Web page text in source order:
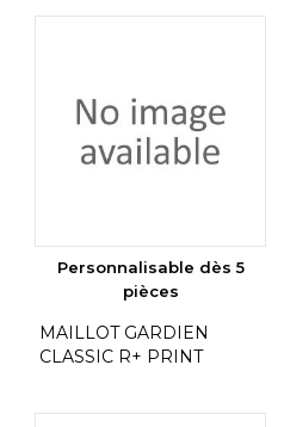
Personnalisable dès 5
pièces
MAILLOT GARDIEN
CLASSIC R+ PRINT